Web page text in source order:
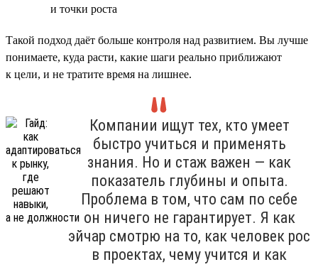
и точки роста
Такой подход даёт больше контроля над развитием. Вы лучше
понимаете, куда расти, какие шаги реально приближают
к цели, и не тратите время на лишнее.
Компании ищут тех, кто умеет
быстро учиться и применять
знания. Но и стаж важен — как
показатель глубины и опыта.
Проблема в том, что сам по себе
он ничего не гарантирует. Я как
эйчар смотрю на то, как человек рос
в проектах, чему учится и как